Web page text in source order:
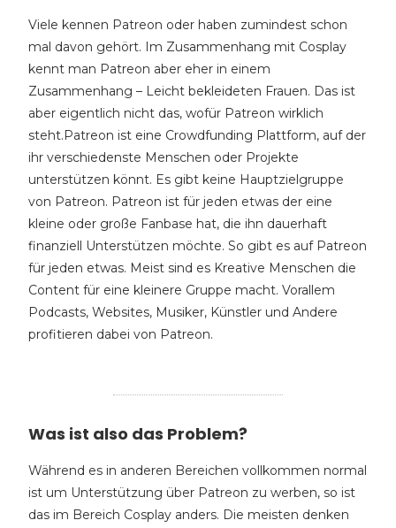
Viele kennen Patreon oder haben zumindest schon
mal davon gehört. Im Zusammenhang mit Cosplay
kennt man Patreon aber eher in einem
Zusammenhang – Leicht bekleideten Frauen. Das ist
aber eigentlich nicht das, wofür Patreon wirklich
steht.Patreon ist eine Crowdfunding Plattform, auf der
ihr verschiedenste Menschen oder Projekte
unterstützen könnt. Es gibt keine Hauptzielgruppe
von Patreon. Patreon ist für jeden etwas der eine
kleine oder große Fanbase hat, die ihn dauerhaft
finanziell Unterstützen möchte. So gibt es auf Patreon
für jeden etwas. Meist sind es Kreative Menschen die
Content für eine kleinere Gruppe macht. Vorallem
Podcasts, Websites, Musiker, Künstler und Andere
profitieren dabei von Patreon.
Was ist also das Problem?
Während es in anderen Bereichen vollkommen normal
ist um Unterstützung über Patreon zu werben, so ist
das im Bereich Cosplay anders. Die meisten denken